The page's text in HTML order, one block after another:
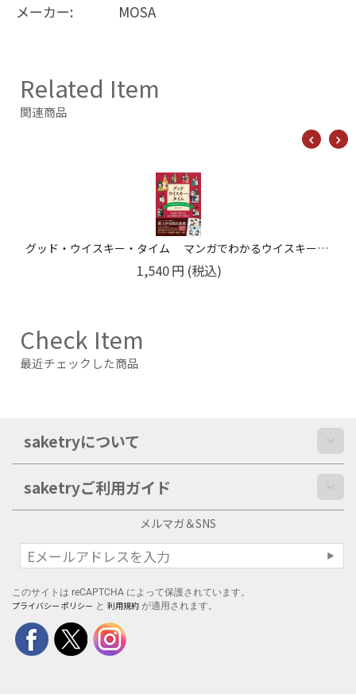
メーカー:
MOSA
Related Item
関連商品
グッド・ウイスキー・タイム マンガでわかるウイスキーの本
1,540円 (税込)
Check Item
最近チェックした商品
saketryについて
saketryご利用ガイド
メルマガ＆SNS
このサイトは reCAPTCHA によって保護されています。
プライバシー ポリシー と 利用規約 が適用されます。